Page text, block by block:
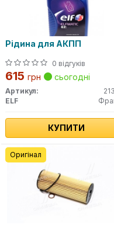
Рідина для АКПП
0 відгуків
615 грн сьогодні
Артикул:
ELF
КУПИТИ
Оригінал